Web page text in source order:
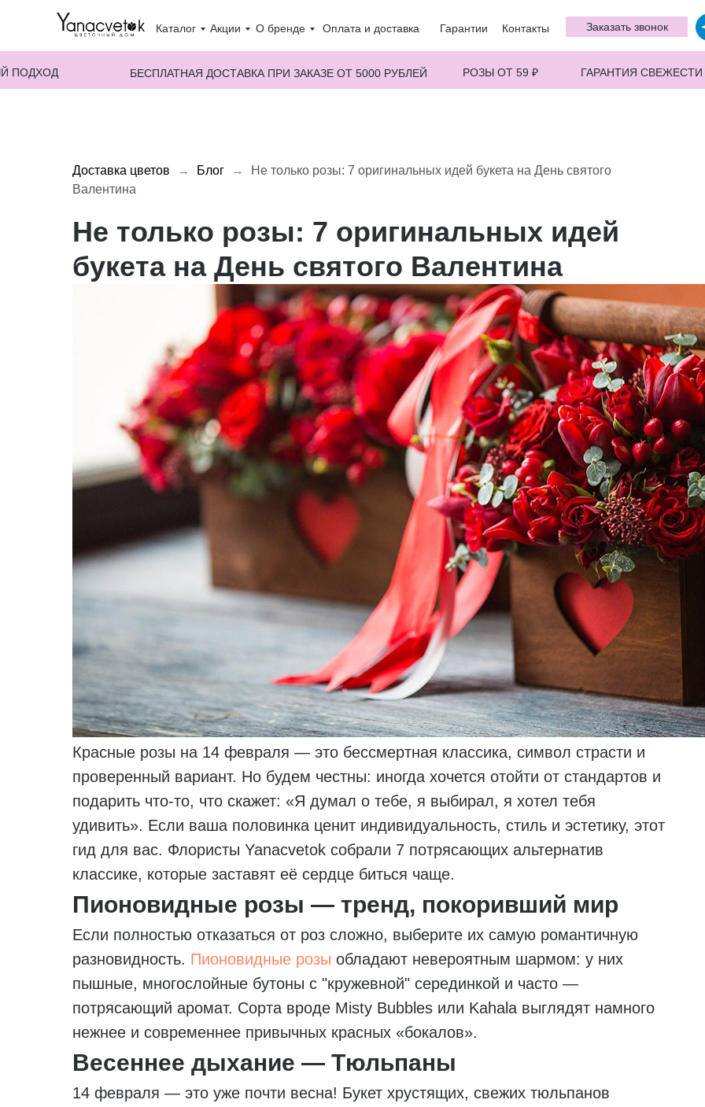
Каталог О бренде Оплата и доставка Гарантии Контакты
Акции Заказать звонок
БЕСПЛАТНАЯ ДОСТАВКА ПРИ ЗАКАЗЕ ОТ 5000 РУБЛЕЙ РОЗЫ ОТ 59 ₽ ГАРАНТИЯ СВЕЖЕСТИ
ПОДХОД
Доставка цветов Блог
Не только розы: 7 оригинальных идей букета на День святого
Валентина
Не только розы: 7 оригинальных идей
букета на День святого Валентина
Красные розы на 14 февраля — это бессмертная классика, символ страсти и
проверенный вариант. Но будем честны: иногда хочется отойти от стандартов и
подарить что-то, что скажет: «Я думал о тебе, я выбирал, я хотел тебя
удивить». Если ваша половинка ценит индивидуальность, стиль и эстетику, этот
гид для вас. Флористы Yanacvetok собрали 7 потрясающих альтернатив
классике, которые заставят её сердце биться чаще.
Пионовидные розы — тренд, покоривший мир
Если полностью отказаться от роз сложно, выберите их самую романтичную
разновидность. Пионовидные розы обладают невероятным шармом: у них
пышные, многослойные бутоны с "кружевной" серединкой и часто —
потрясающий аромат. Сорта вроде Misty Bubbles или Kahala выглядят намного
нежнее и современнее привычных красных «бокалов».
Весеннее дыхание — Тюльпаны
14 февраля — это уже почти весна! Букет хрустящих, свежих тюльпанов